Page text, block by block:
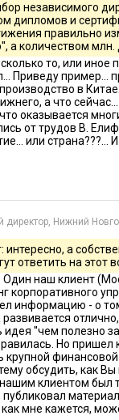
государственным
члена совета
бизнесе: от 1
в том,
Членству в
но ни одному
вуз,
бизнес-
в области
нет развитой
совместно с
важно. Это еще
работы, в том
независимого
дипломов и
правильно
а количеством млн.
сколько то, или
Приведу пример...
в
а что
оказывается
от трудов В.
или страна???...
директор, Нижний
а
ответить на этот
наш клиент
корпоративного
информацию - о
''чем полезно
Но
крупной
обсудить, как Вы
клиентом был
публиковал
мне кажется,